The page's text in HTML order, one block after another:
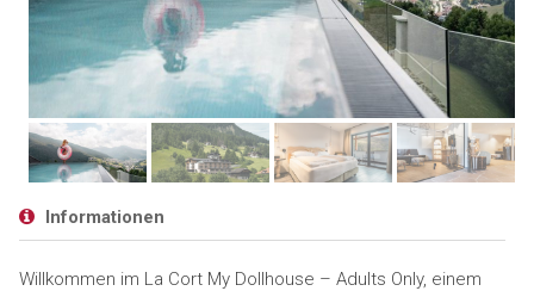
Informationen
Willkommen im La Cort My Dollhouse – Adults Only, einem